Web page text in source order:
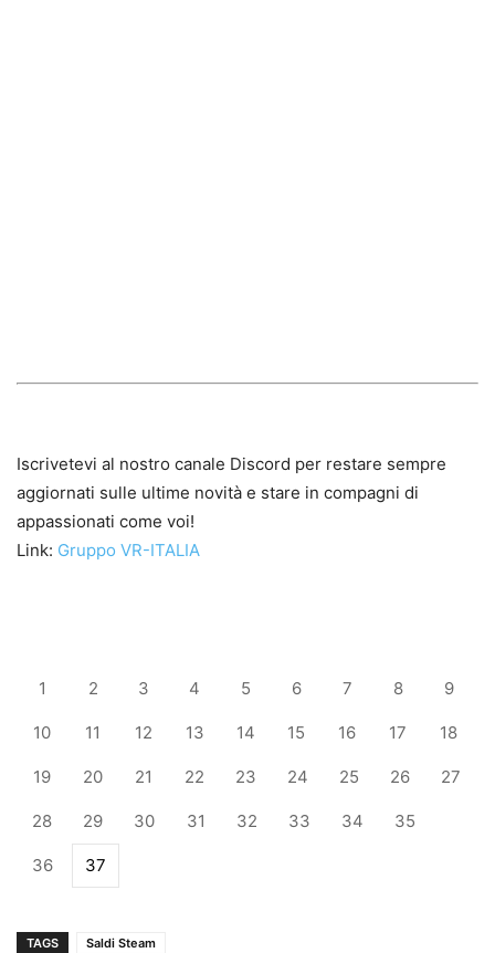
Iscrivetevi al nostro canale Discord per restare sempre
aggiornati sulle ultime novità e stare in compagni di
appassionati come voi!
Link: Gruppo VR-ITALIA
1 2 3 4 5 6 7 8 9
10 11 12 13 14 15 16 17 18
19 20 21 22 23 24 25 26 27
28 29 30 31 32 33 34 35
36 37
TAGS Saldi Steam